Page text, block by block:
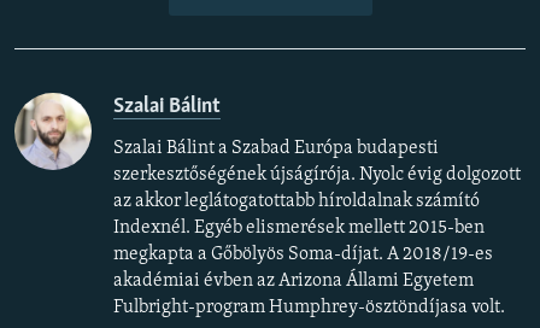
Szalai Bálint
Szalai Bálint a Szabad Európa budapesti
szerkesztőségének újságírója. Nyolc évig dolgozott
az akkor leglátogatottabb híroldalnak számító
Indexnél. Egyéb elismerések mellett 2015-ben
megkapta a Gőbölyös Soma-díjat. A 2018/19-es
akadémiai évben az Arizona Állami Egyetem
Fulbright-program Humphrey-ösztöndíjasa volt.